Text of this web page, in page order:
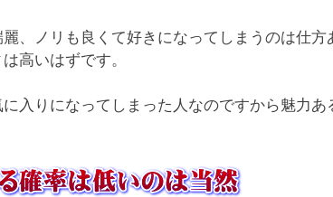
、ノリも良くて好きになってしまうのは仕
高いはずです。
入りになってしまった人なのですから魅力